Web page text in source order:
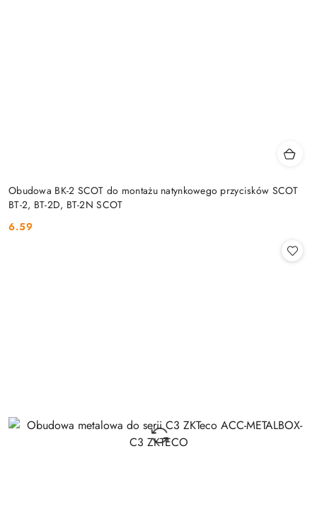
Obudowa BK-2 SCOT do montażu natynkowego przycisków SCOT
BT-2, BT-2D, BT-2N SCOT
Cena:
6.59